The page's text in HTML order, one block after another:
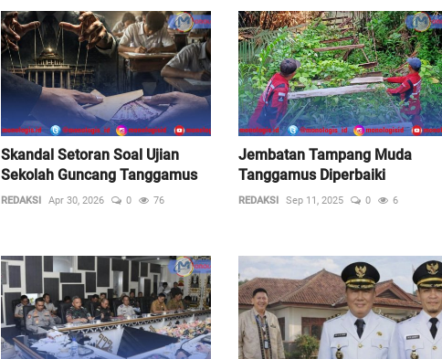
Skandal Setoran Soal Ujian
Sekolah Guncang Tanggamus
REDAKSI Apr 30, 2026 0 76
Jembatan Tampang Muda
Tanggamus Diperbaiki
REDAKSI Sep 11, 2025 0 6